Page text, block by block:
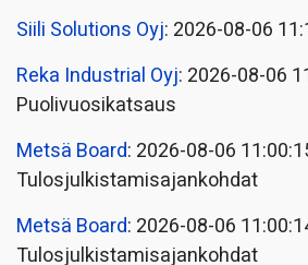
Siili Solutions Oyj: 2026-08-06
Reka Industrial Oyj: 2026-08-06
Puolivuosikatsaus
Metsä Board: 2026-08-06
Tulosjulkistamisajankohdat
Metsä Board: 2026-08-06
Tulosjulkistamisajankohdat